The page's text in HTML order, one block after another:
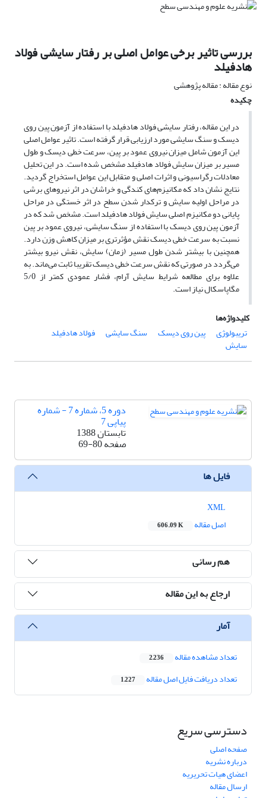
بررسی تاثیر برخی عوامل اصلی بر رفتار سایشی فولاد
هادفیلد
نوع مقاله : مقاله پژوهشی
چکیده
در این مقاله، رفتار سایشی فولاد هادفیلد با استفاده از آزمون پین روی
دیسک و سنگ سایشی مورد ارزیابی قرار گرفته است. تاثیر عوامل اصلی
این آزمون شامل میزان نیروی عمود بر پین، سرعت خطی دیسک و طول
مسیر بر میزان سایش فولاد هادفیلد مشخص شده است. در این تحلیل
معادلات رگراسیونی و اثرات اصلی و متقابل این عوامل استخراج گردید.
نتایج نشان داد که مکانیزم‌های کندگی و خراشان در اثر نیروهای برشی
در مراحل اولیه سایش و ترکدار شدن سطح در اثر خستگی در مراحل
پایانی دو مکانیزم اصلی سایش فولاد هادفیلد است. مشخص شد که در
آزمون پین روی دیسک با استفاده از سنگ سایشی، نیروی عمود بر پین
نسبت به سرعت خطی دیسک نقش مؤثرتری بر میزان کاهش وزن دارد.
همچنین با بیشتر شدن طول مسیر (زمان) سایش، نقش نیرو بیشتر
می‌گردد در صورتی که نقش سرعت خطی دیسک تقریبا ثابت می‌ماند. به
علاوه برای مطالعه شرایط سایش آرام، فشار عمودی کمتر از 5/0
مگاپاسکال نیاز است.
کلیدواژه‌ها
تریبولوژی
پین روی دیسک سنگ سایشی فولاد هادفیلد
سایش
دوره 5، شماره 7 - شماره
پیاپی 7
تابستان 1388
صفحه69-80
فایل ها
اصل مقاله
606.09 K
هم رسانی
ارجاع به این مقاله
آمار
تعداد مشاهده مقاله 2,236
تعداد دریافت فایل اصل مقاله 1,227
دسترسی سریع
صفحه اصلی
درباره نشریه
اعضای هیات تحریریه
ارسال مقاله